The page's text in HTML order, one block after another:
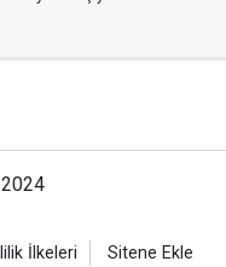
İlkeleri Sitene Ekle